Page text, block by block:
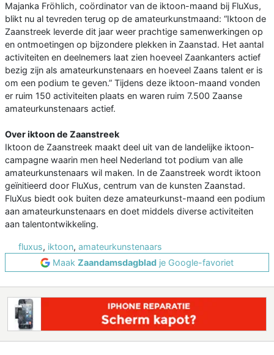
Majanka Fröhlich, coördinator van de iktoon-maand bij FluXus,
blikt nu al tevreden terug op de amateurkunstmaand: “Iktoon de
Zaanstreek leverde dit jaar weer prachtige samenwerkingen op
en ontmoetingen op bijzondere plekken in Zaanstad. Het aantal
activiteiten en deelnemers laat zien hoeveel Zaankanters actief
bezig zijn als amateurkunstenaars en hoeveel Zaans talent er is
om een podium te geven.” Tijdens deze iktoon-maand vonden
er ruim 150 activiteiten plaats en waren ruim 7.500 Zaanse
amateurkunstenaars actief.
Over iktoon de Zaanstreek
Iktoon de Zaanstreek maakt deel uit van de landelijke iktoon-
campagne waarin men heel Nederland tot podium van alle
amateurkunstenaars wil maken. In de Zaanstreek wordt iktoon
geïnitieerd door FluXus, centrum van de kunsten Zaanstad.
FluXus biedt ook buiten deze amateurkunst-maand een podium
aan amateurkunstenaars en doet middels diverse activiteiten
aan talentontwikkeling.
fluxus, iktoon, amateurkunstenaars
Maak Zaandamsdagblad je Google-favoriet